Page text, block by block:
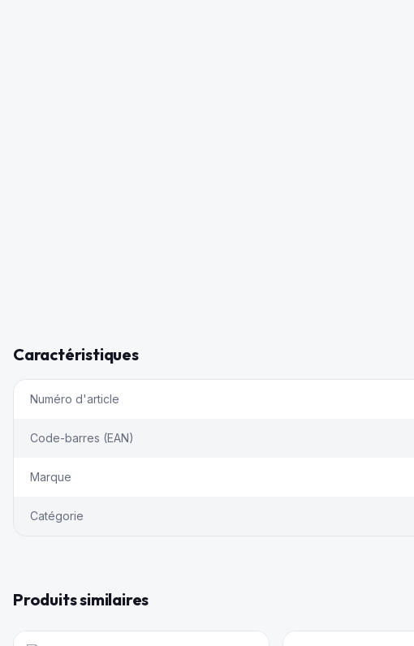
Caractéristiques
Numéro d'article
Code-barres (EAN)
Marque
Catégorie
Produits similaires